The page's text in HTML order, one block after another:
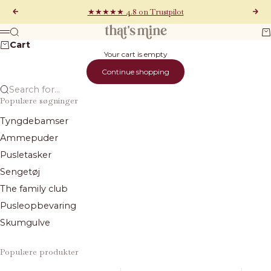
Previous
★★★★★ 4.8 on Trustpilot
Next
That's Mine
Menu
Search
Cart
Your cart is empty
Continue shopping
Search for...
Populære søgninger
Tyngdebamser
Ammepuder
Pusletasker
Sengetøj
The family club
Pusleopbevaring
Skumgulve
Populære produkter